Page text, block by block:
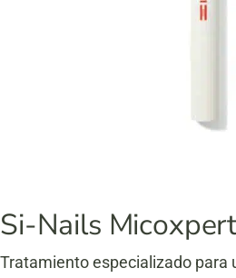
Si-Nails
Tratamiento especializado para